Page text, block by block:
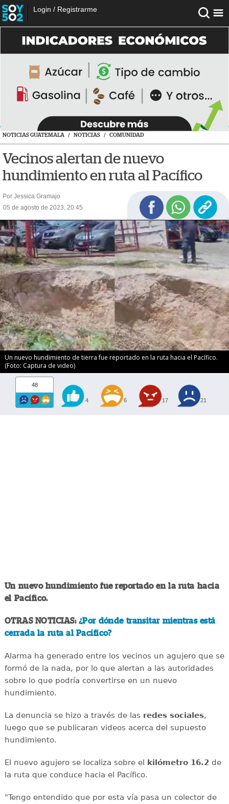
Login / Registrarme
NOTICIAS GUATEMALA / NOTICIAS / COMUNIDAD
Vecinos alertan de nuevo
hundimiento en ruta al Pacífico
Por Jessica Gramajo
05 de agosto de 2023, 20:45
Un nuevo hundimiento de tierra fue reportado en la ruta hacia el Pacífico.
(Foto: Captura de video)
48
4 6 17 21
Un nuevo hundimiento fue reportado en la ruta hacia
el Pacífico.
OTRAS NOTICIAS: ¿Por dónde transitar mientras está
cerrada la ruta al Pacífico?
Alarma ha generado entre los vecinos un agujero que se
formó de la nada, por lo que alertan a las autoridades
sobre lo que podría convertirse en un nuevo
hundimiento.
La denuncia se hizo a través de las redes sociales,
luego que se publicaran videos acerca del supuesto
hundimiento.
El nuevo agujero se localiza sobre el kilómetro 16.2de
la ruta que conduce hacia el Pacífico.
"Tengo entendido que por esta vía pasa un colector de